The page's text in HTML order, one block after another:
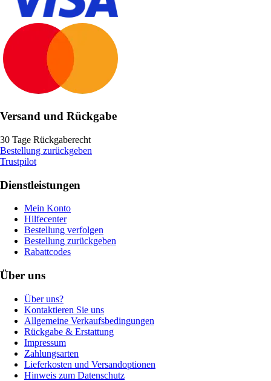
Versand und Rückgabe
30 Tage Rückgaberecht
Bestellung zurückgeben
Trustpilot
Dienstleistungen
Mein Konto
Hilfecenter
Bestellung verfolgen
Bestellung zurückgeben
Rabattcodes
Über uns
Über uns?
Kontaktieren Sie uns
Allgemeine Verkaufsbedingungen
Rückgabe & Erstattung
Impressum
Zahlungsarten
Lieferkosten und Versandoptionen
Hinweis zum Datenschutz